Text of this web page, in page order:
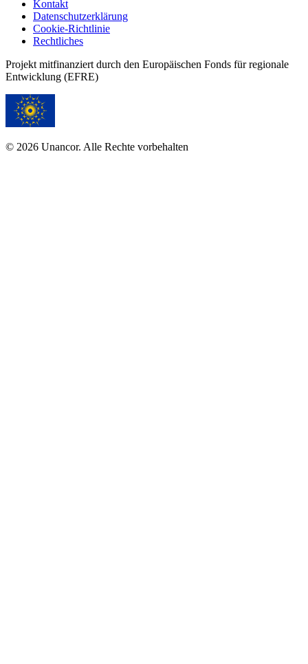
Kontakt
Datenschutzerklärung
Cookie-Richtlinie
Rechtliches
Projekt mitfinanziert durch den Europäischen Fonds für regionale
Entwicklung (EFRE)
© 2026 Unancor. Alle Rechte vorbehalten